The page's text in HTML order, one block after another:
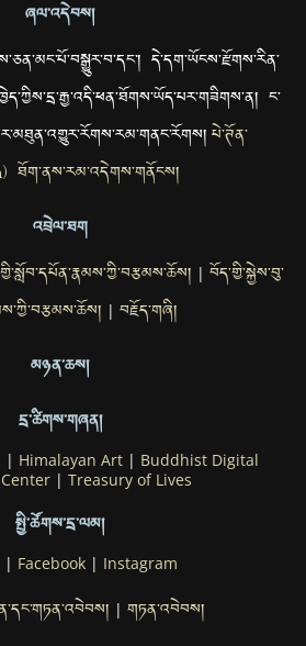
ཞལ་འདེབས།
དེ་དག་ཡོངས་རྫོགས་རིན་
ང་
པེ་ཊོན་
ཐོག་ནས་རམ་འདེགས་གནོངས།
འབྲེལ་ཐག
| བོད་གྱི་སྐྱེས་བུ་
| བརྗོད་གཞི།
མཉན་ཆས།
དྲ་ཚིགས་གཞན།
| Himalayan Art| Buddhist Digital
| Treasury of Lives
སྤྱི་ཚོགས་དྲ་ལམ།
| Facebook| Instagram
| གཏན་འབེབས།